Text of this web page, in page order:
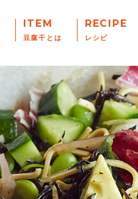
ITEM
豆腐干とは
RECIPE
レシピ